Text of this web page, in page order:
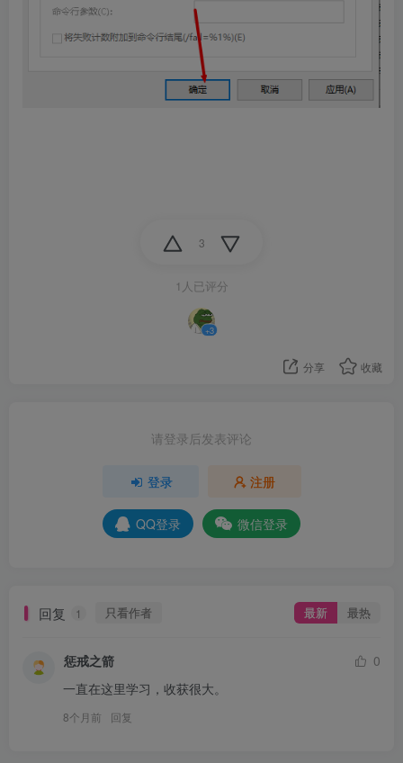
3
1人已评分
+3
分享 收藏
请登录后发表评论
登录 注册
QQ登录 微信登录
回复 1 只看作者 最新 最热
惩戒之箭
0
一直在这里学习，收获很大。
8个月前 回复